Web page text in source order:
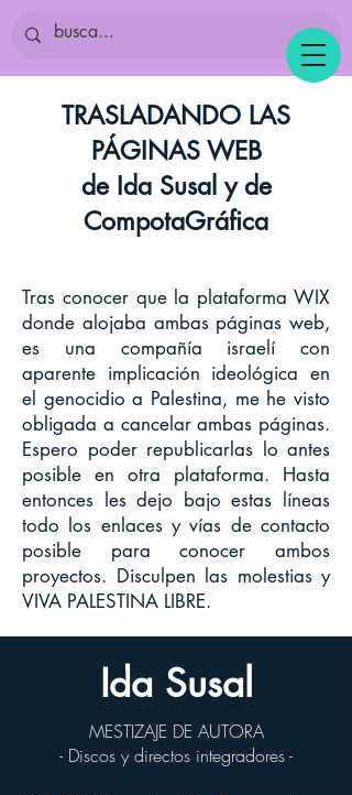
TRASLADANDO LAS
PÁGINAS WEB
de Ida Susal y de
CompotaGráfica
Tras conocer que la plataforma WIX
donde alojaba ambas páginas web,
es una compañía israelí con
aparente implicación ideológica en
el genocidio a Palestina, me he visto
obligada a cancelar ambas páginas.
Espero poder republicarlas lo antes
posible en otra plataforma. Hasta
entonces les dejo bajo estas líneas
todo los enlaces y vías de contacto
posible para conocer ambos
proyectos. Disculpen las molestias y
VIVA PALESTINA LIBRE.
Ida Susal
MESTIZAJE DE AUTORA
- Discos y directos integradores -